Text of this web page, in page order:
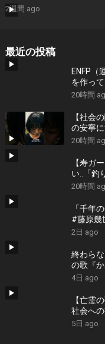
2週間 ago
最近の投稿
ENFP
を作っ
20時間
【社会
の安寧
20時間
【寿ガ
い..「釣
根本博
20時間
「千年
#藤原幾
2日 ago
終わら
の歌『
#music
4日 ago
【亡霊
社会へ
5日 ago